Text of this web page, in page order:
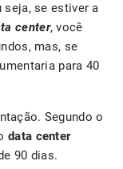
seja, se estiver a
center, você
mas, se
para 40
Segundo o
data center
90 dias.